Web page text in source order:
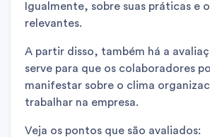
Igualmente, sobre suas práticas e
relevantes.
A partir disso, também há a
serve para que os colaboradores
manifestar sobre o clima
trabalhar na empresa.
Veja os pontos que são avaliados: